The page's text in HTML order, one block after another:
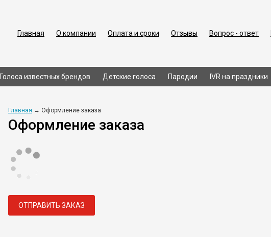
Главная О компании Оплата и сроки Отзывы Вопрос - ответ
Голоса известных брендов Детские голоса Пародии IVR на праздники
Главная → Оформление заказа
Оформление заказа
ОТПРАВИТЬ ЗАКАЗ